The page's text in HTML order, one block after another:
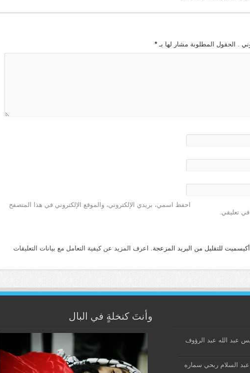
. الحقول المطلوبة مشار لها بـ*
احفظ اسمي، بريدي الإلكتروني، والموقع الإلكتروني في هذا المتصفح
في تعليقي.
للتقليل من البريد المزعجة.
اعرف المزيد عن كيفية التعامل مع بيانات التعليقات
عبد الله عبد الرؤوف
عبد السلام ربحي سماره
وأنتَ كنخلةٍ في البال